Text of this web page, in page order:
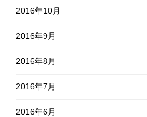
2016年10月
2016年9月
2016年8月
2016年7月
2016年6月